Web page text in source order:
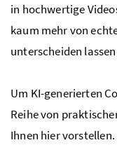
in hochwertige
kaum mehr von
unterscheiden
Um KI-generierten
Reihe von
Ihnen hier vorstellen.